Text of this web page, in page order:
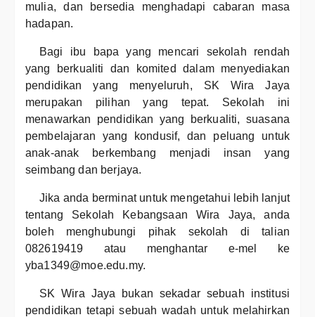
mulia, dan bersedia menghadapi cabaran masa
hadapan.
Bagi ibu bapa yang mencari sekolah rendah
yang berkualiti dan komited dalam menyediakan
pendidikan yang menyeluruh, SK Wira Jaya
merupakan pilihan yang tepat. Sekolah ini
menawarkan pendidikan yang berkualiti, suasana
pembelajaran yang kondusif, dan peluang untuk
anak-anak berkembang menjadi insan yang
seimbang dan berjaya.
Jika anda berminat untuk mengetahui lebih lanjut
tentang Sekolah Kebangsaan Wira Jaya, anda
boleh menghubungi pihak sekolah di talian
082619419 atau menghantar e-mel ke
yba1349@moe.edu.my.
SK Wira Jaya bukan sekadar sebuah institusi
pendidikan tetapi sebuah wadah untuk melahirkan